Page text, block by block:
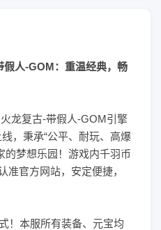
假人-GOM：重温经典，畅
，秉承“公平、耐玩、高爆
的梦想乐园！游戏内千羽币
准官方网站，安定便捷，
！本服所有装备、元宝均